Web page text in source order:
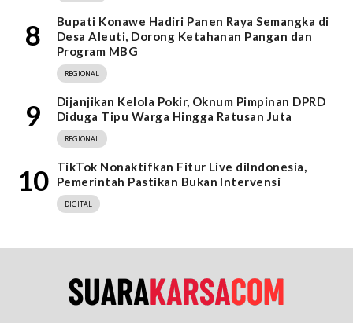
8
Bupati Konawe Hadiri Panen Raya Semangka di
Desa Aleuti, Dorong Ketahanan Pangan dan
Program MBG
REGIONAL
9
Dijanjikan Kelola Pokir, Oknum Pimpinan DPRD
Diduga Tipu Warga Hingga Ratusan Juta
REGIONAL
10
TikTok Nonaktifkan Fitur Live diIndonesia,
Pemerintah Pastikan Bukan Intervensi
DIGITAL